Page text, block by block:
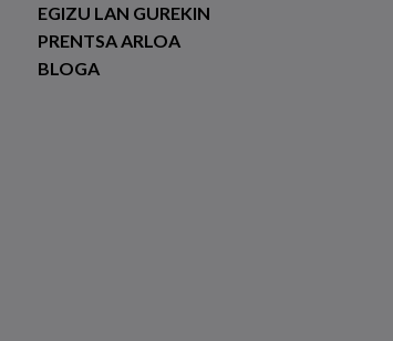
EGIZU LAN GUREKIN
PRENTSA ARLOA
BLOGA